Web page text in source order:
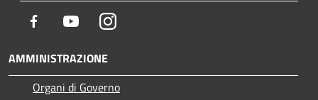
Facebook YoutubeInstagram
AMMINISTRAZIONE
Organi di Governo